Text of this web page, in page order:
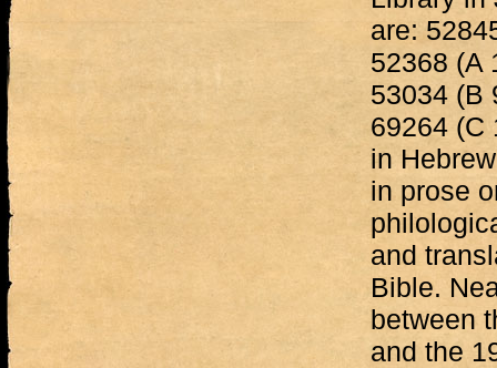
are:
52368 (A
53034 (B
69264 (C
in
in prose
and
Bible.
between
and the